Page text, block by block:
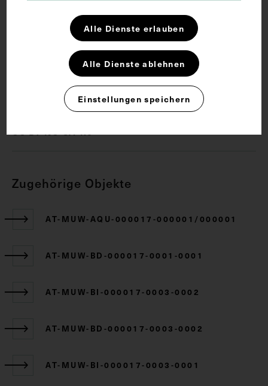
Band <Anatomie>
Fuß
Muskel Zehe
Zugehörige Objekte
AT-MUW-AQU-000017-000001/000001
AT-MUW-BD-000017-0001-0001
AT-MUW-BI-000017-0003-0002
AT-MUW-BD-000017-0003-0002
AT-MUW-BI-000017-0003-0001
Alle Dienste erlauben
Alle Dienste ablehnen
Einstellungen speichern